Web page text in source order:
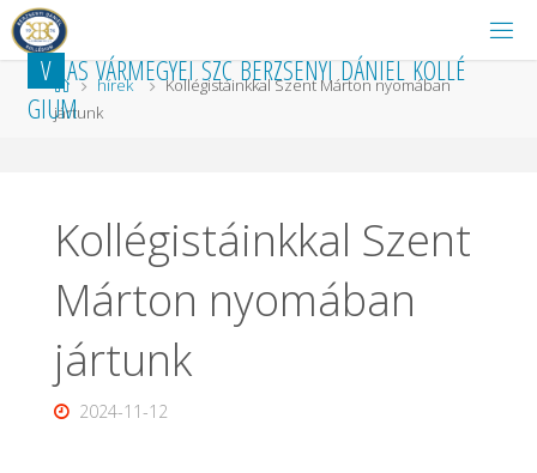
Ugrás
tartalomhoz
V AS VÁRMEGYEI SZC BERZSENYI DÁNIEL KOLLÉ
GIUM
Kezdőlap
hírek
Kollégistáinkkal Szent Márton nyomában
jártunk
Kollégistáinkkal Szent
Márton nyomában
jártunk
2024-11-12